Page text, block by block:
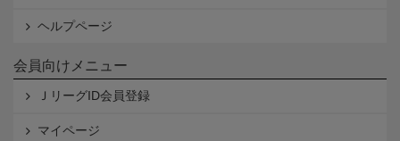
ヘルプページ
会員向けメニュー
ＪリーグID会員登録
マイページ